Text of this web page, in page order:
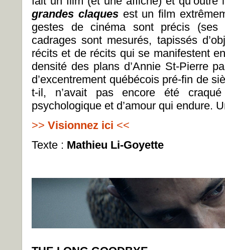
grandes claques est un film
gestes de cinéma sont précis
cadrages sont mesurés, tapissés
récits et de récits qui se manifestent
densité des plans d’Annie St-Pierre
d’excentrement québécois pré-fin de
t-il, n’avait pas encore été
psychologique et d’amour qui endure.
>> Visionnez ici <<
Texte : Mathieu Li-Goyette